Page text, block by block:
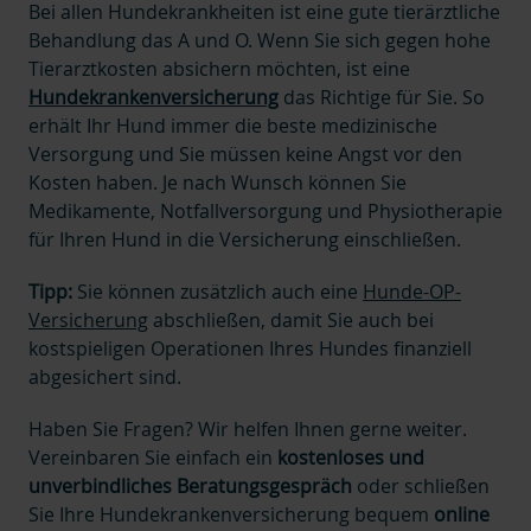
Bei allen Hundekrankheiten ist eine gute tierärztliche
Behandlung das A und O. Wenn Sie sich gegen hohe
Tierarztkosten absichern möchten, ist eine
Hundekrankenversicherung das Richtige für Sie. So
erhält Ihr Hund immer die beste medizinische
Versorgung und Sie müssen keine Angst vor den
Kosten haben. Je nach Wunsch können Sie
Medikamente, Notfallversorgung und Physiotherapie
für Ihren Hund in die Versicherung einschließen.
Tipp: Sie können zusätzlich auch eine Hunde-OP-
Versicherung abschließen, damit Sie auch bei
kostspieligen Operationen Ihres Hundes finanziell
abgesichert sind.
Haben Sie Fragen? Wir helfen Ihnen gerne weiter.
Vereinbaren Sie einfach ein kostenloses und
unverbindliches Beratungsgespräch oder schließen
Sie Ihre Hundekrankenversicherung bequem online